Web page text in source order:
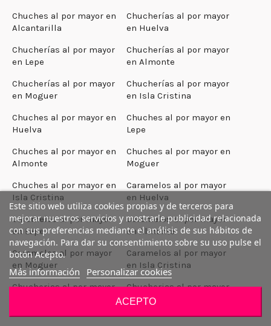
Chuches al por mayor en
Alcantarilla
Chucherías al por mayor
en Huelva
Chucherías al por mayor
en Lepe
Chucherías al por mayor
en Almonte
Chucherías al por mayor
en Moguer
Chucherías al por mayor
en Isla Cristina
Chuches al por mayor en
Huelva
Chuches al por mayor en
Lepe
Chuches al por mayor en
Almonte
Chuches al por mayor en
Moguer
Chuches al por mayor en
Isla Cristina
Caramelos al por mayor
en Huelva
Caramelos al por mayor
en Lepe
Caramelos al por mayor
en Almonte
Caramelos al por mayor
en Moguer
Caramelos al por mayor
en Isla Cristina
Chucherias al por mayor
Chucherias al por mayor
en Santiago de
Este sitio web utiliza cookies propias y de terceros para
mejorar nuestros servicios y mostrarle publicidad relacionada
con sus preferencias mediante el análisis de sus hábitos de
navegación. Para dar su consentimiento sobre su uso pulse el
botón Acepto.
Más información Personalizar cookies
ACEPTO